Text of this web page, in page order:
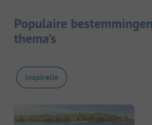
Populaire
thema’s
Inspiratie